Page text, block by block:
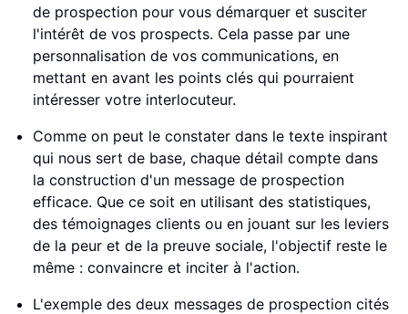
de prospection pour vous démarquer et susciter
l'intérêt de vos prospects. Cela passe par une
personnalisation de vos communications, en
mettant en avant les points clés qui pourraient
intéresser votre interlocuteur.
Comme on peut le constater dans le texte inspirant
qui nous sert de base, chaque détail compte dans
la construction d'un message de prospection
efficace. Que ce soit en utilisant des statistiques,
des témoignages clients ou en jouant sur les leviers
de la peur et de la preuve sociale, l'objectif reste le
même : convaincre et inciter à l'action.
L'exemple des deux messages de prospection cités